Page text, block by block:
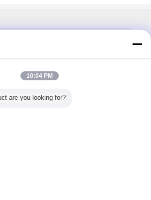
Visión de escritorio
10:04 PM
are you looking for?